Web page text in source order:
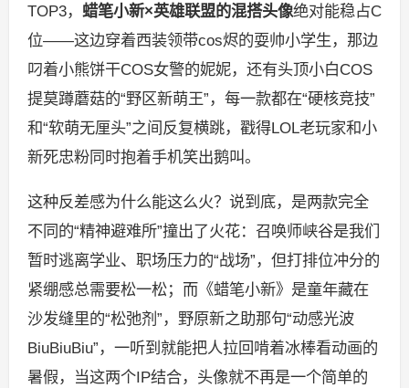
TOP3， 蜡笔小新×英雄联盟的混搭头像绝对能稳占C
位——这边穿着西装领带cos烬的耍帅小学生，那边
叼着小熊饼干COS女警的妮妮，还有头顶小白COS
提莫蹲蘑菇的“野区新萌王”，每一款都在“硬核竞技”
和“软萌无厘头”之间反复横跳，戳得LOL老玩家和小
新死忠粉同时抱着手机笑出鹅叫。
这种反差感为什么能这么火？说到底，是两款完全
不同的“精神避难所”撞出了火花：召唤师峡谷是我们
暂时逃离学业、职场压力的“战场”，但打排位冲分的
紧绷感总需要松一松；而《蜡笔小新》是童年藏在
沙发缝里的“松弛剂”，野原新之助那句“动感光波
BiuBiuBiu”，一听到就能把人拉回啃着冰棒看动画的
暑假，当这两个IP结合，头像就不再是一个简单的